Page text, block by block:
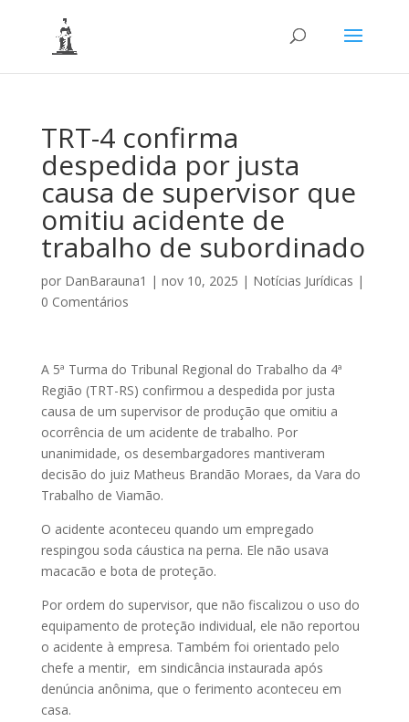
TRT-4 confirma
despedida por justa
causa de supervisor que
omitiu acidente de
trabalho de subordinado
por DanBarauna1 | nov 10, 2025 | Notícias Jurídicas |
0 Comentários
A 5ª Turma do Tribunal Regional do Trabalho da 4ª
Região (TRT-RS) confirmou a despedida por justa
causa de um supervisor de produção que omitiu a
ocorrência de um acidente de trabalho. Por
unanimidade, os desembargadores mantiveram
decisão do juiz Matheus Brandão Moraes, da Vara do
Trabalho de Viamão.
O acidente aconteceu quando um empregado
respingou soda cáustica na perna. Ele não usava
macacão e bota de proteção.
Por ordem do supervisor, que não fiscalizou o uso do
equipamento de proteção individual, ele não reportou
o acidente à empresa. Também foi orientado pelo
chefe a mentir, em sindicância instaurada após
denúncia anônima, que o ferimento aconteceu em
casa.